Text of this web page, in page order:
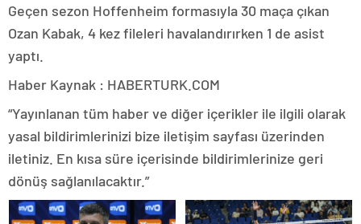
Geçen sezon Hoffenheim formasıyla 30 maça çıkan
Ozan Kabak, 4 kez fileleri havalandırırken 1 de asist
yaptı.
Haber Kaynak : HABERTURK.COM
“Yayınlanan tüm haber ve diğer içerikler ile ilgili olarak
yasal bildirimlerinizi bize iletişim sayfası üzerinden
iletiniz. En kısa süre içerisinde bildirimlerinize geri
dönüş sağlanılacaktır.”